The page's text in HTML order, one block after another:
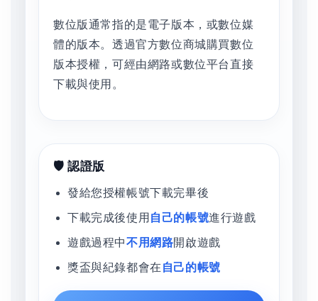
數位版通常指的是電子版本，或數位媒
體的版本。透過官方數位商城購買數位
版本授權，可經由網路或數位平台直接
下載與使用。
🛡️ 認證版
發給您授權帳號下載完畢後
下載完成後使用 自己的帳號進行遊戲
遊戲過程中不用網路開啟遊戲
獎盃與紀錄都會在 自己的帳號